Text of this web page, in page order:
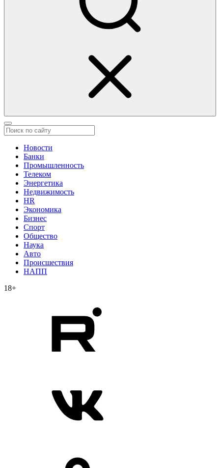
Новости
Банки
Промышленность
Телеком
Энергетика
Недвижимость
HR
Экономика
Бизнес
Спорт
Общество
Наука
Авто
Происшествия
НАПП
18+